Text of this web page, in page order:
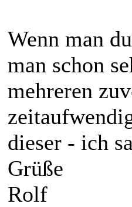
Wenn man
man schon
mehreren
dieser - ich
Grüße
Rolf